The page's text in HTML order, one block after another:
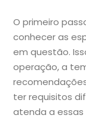
O primeiro
conhecer as
em questão.
operação, a
ter requisitos
atenda a